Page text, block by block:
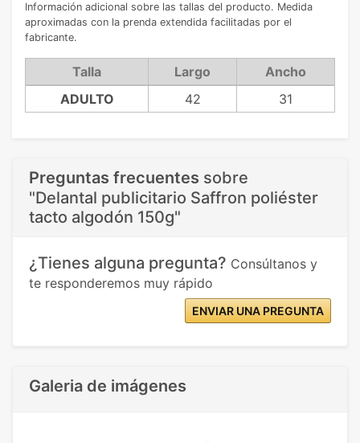
Información adicional sobre las tallas del producto. Medida
aproximadas con la prenda extendida facilitadas por el
fabricante.
Talla Largo
Ancho
ADULTO
42 31
Preguntas frecuentes sobre
"Delantal publicitario Saffron poliéster
tacto algodón 150g"
¿Tienes alguna pregunta? Consúltanos y
te responderemos muy rápido
ENVIAR UNA PREGUNTA
Galeria de imágenes